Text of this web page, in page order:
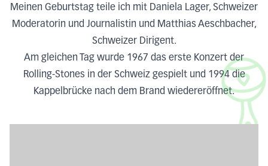
Meinen Geburtstag teile ich mit Daniela Lager, Schweizer
Moderatorin und Journalistin und Matthias Aeschbacher,
Schweizer Dirigent.
Am gleichen Tag wurde 1967 das erste Konzert der
Rolling-Stones in der Schweiz gespielt und 1994 die
Kappelbrücke nach dem Brand wiedereröffnet.